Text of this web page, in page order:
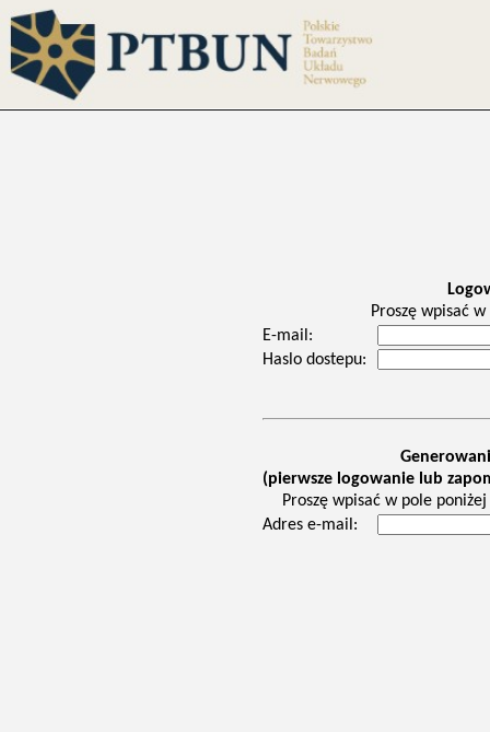
Proszę wpisać
E-mail:
Haslo dostepu:
(pierwsze logowanie lub
Proszę wpisać w pole
Adres e-mail: